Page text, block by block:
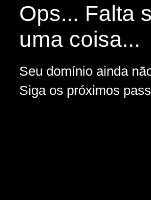
Ops... Falta
uma coisa...
Seu domínio ainda
Siga os próximos